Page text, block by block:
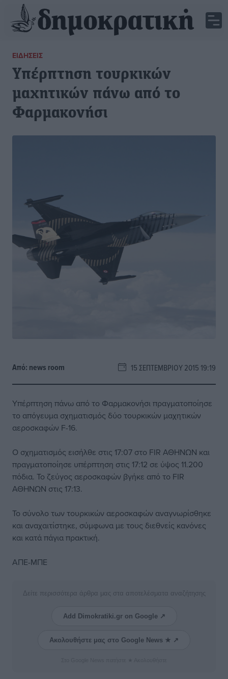
ΕΙΔΉΣΕΙΣ
Υπέρπτηση τουρκικών
μαχητικών πάνω από το
Φαρμακονήσι
Από: news room 15 ΣΕΠΤΕΜΒΡΊΟΥ 2015 19:19
Υπέρπτηση πάνω από το Φαρμακονήσι πραγματοποίησε
το απόγευμα σχηματισμός δύο τουρκικών μαχητικών
αεροσκαφών F-16.
Ο σχηματισμός εισήλθε στις 17:07 στο FIR ΑΘΗΝΩΝ και
πραγματοποίησε υπέρπτηση στις 17:12 σε ύψος 11.200
πόδια. Το ζεύγος αεροσκαφών βγήκε από το FIR
ΑΘΗΝΩΝ στις 17:13.
Το σύνολο των τουρκικών αεροσκαφών αναγνωρίσθηκε
και αναχαιτίστηκε, σύμφωνα με τους διεθνείς κανόνες
και κατά πάγια πρακτική.
ΑΠΕ-ΜΠΕ
Δείτε περισσότερα άρθρα μας στα αποτελέσματα αναζήτησης
Add Dimokratiki.gr on Google ↗
Ακολουθήστε μας στο Google News ★ ↗